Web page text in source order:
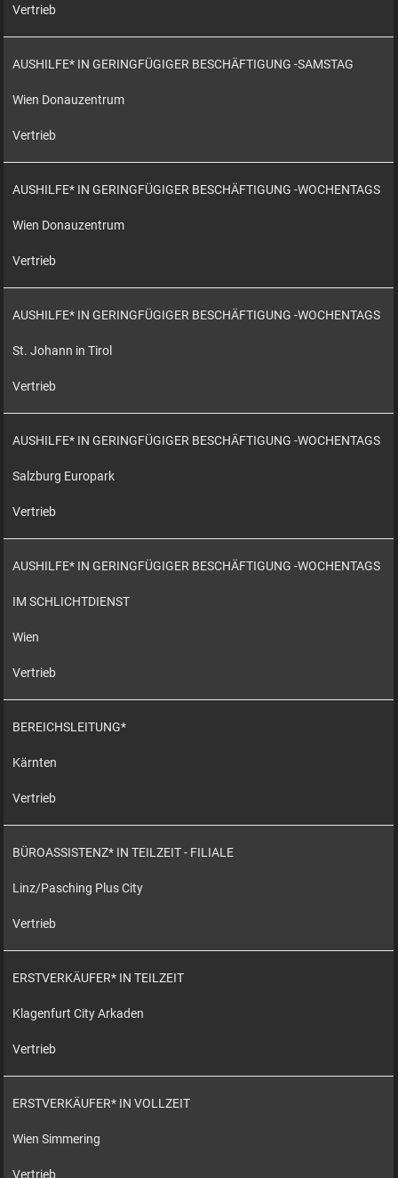
Vertrieb
AUSHILFE* IN GERINGFÜGIGER BESCHÄFTIGUNG -SAMSTAG
Wien Donauzentrum
Vertrieb
AUSHILFE* IN GERINGFÜGIGER BESCHÄFTIGUNG -WOCHENTAGS
Wien Donauzentrum
Vertrieb
AUSHILFE* IN GERINGFÜGIGER BESCHÄFTIGUNG -WOCHENTAGS
St. Johann in Tirol
Vertrieb
AUSHILFE* IN GERINGFÜGIGER BESCHÄFTIGUNG -WOCHENTAGS
Salzburg Europark
Vertrieb
AUSHILFE* IN GERINGFÜGIGER BESCHÄFTIGUNG -WOCHENTAGS
IM SCHLICHTDIENST
Wien
Vertrieb
BEREICHSLEITUNG*
Kärnten
Vertrieb
BÜROASSISTENZ* IN TEILZEIT - FILIALE
Linz/Pasching Plus City
Vertrieb
ERSTVERKÄUFER* IN TEILZEIT
Klagenfurt City Arkaden
Vertrieb
ERSTVERKÄUFER* IN VOLLZEIT
Wien Simmering
Vertrieb